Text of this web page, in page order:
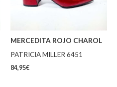
MERCEDITA ROJO CHAROL
PATRICIA MILLER 6451
84,95€